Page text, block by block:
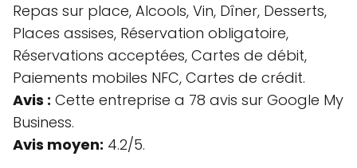
Repas sur place, Alcools, Vin, Dîner, Desserts,
Places assises, Réservation obligatoire,
Réservations acceptées, Cartes de débit,
Paiements mobiles NFC, Cartes de crédit.
Avis : Cette entreprise a 78 avis sur Google My
Business.
Avis moyen: 4.2/5.